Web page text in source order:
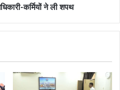
कर्मियों ने ली शपथ